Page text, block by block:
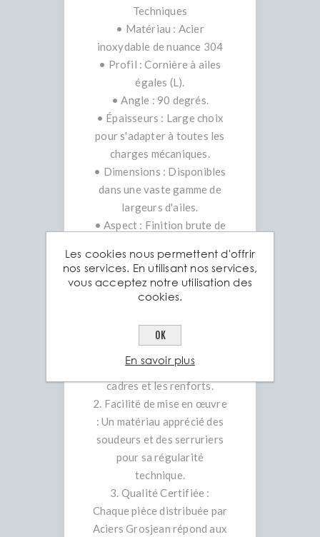
Techniques
• Matériau : Acier
inoxydable de nuance 304
• Profil : Cornière à ailes
égales (L).
• Angle : 90 degrés.
• Épaisseurs : Large choix
pour s'adapter à toutes les
charges mécaniques.
• Dimensions : Disponibles
dans une vaste gamme de
largeurs d'ailes.
• Aspect : Finition brute de
Les avantages de la
cornière Aciers Grosjean
forme en L offre une
excellente résistance à la
flexion, idéale pour les
cadres et les renforts.
2. Facilité de mise en œuvre
: Un matériau apprécié des
soudeurs et des serruriers
pour sa régularité
technique.
3. Qualité Certifiée :
Chaque pièce distribuée par
Aciers Grosjean répond aux
Les cookies nous permettent d'offrir
nos services. En utilisant nos services,
vous acceptez notre utilisation des
cookies.
OK
En savoir plus